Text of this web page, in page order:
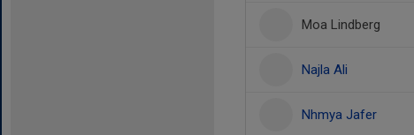
Moa Lindberg
Najla Ali
Nhmya Jafer